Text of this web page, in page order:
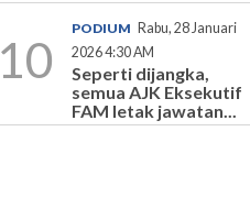
10
PODIUM Rabu, 28 Januari
2026 4:30 AM
Seperti dijangka,
semua AJK Eksekutif
FAM letak jawatan...